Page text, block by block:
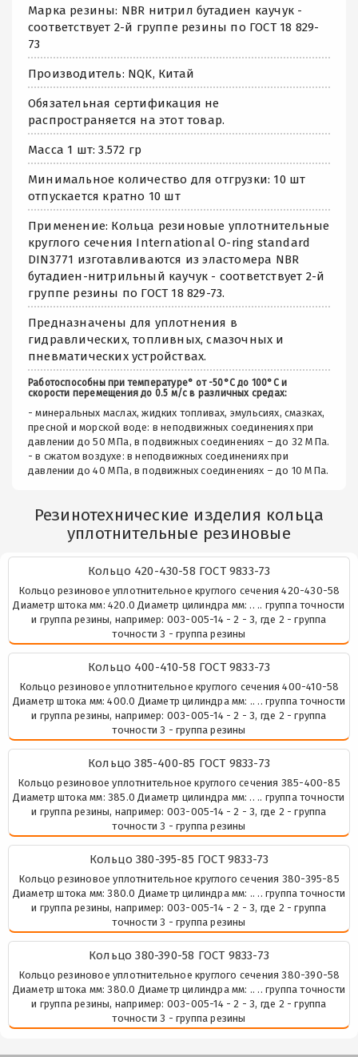
Марка резины: NBR нитрил бутадиен каучук -
соответствует 2-й группе резины по ГОСТ 18 829-
73
Производитель: NQK, Китай
Обязательная сертификация не
распространяется на этот товар.
Масса 1 шт: 3.572 гр
Минимальное количество для отгрузки: 10 шт
отпускается кратно 10 шт
Применение: Кольца резиновые уплотнительные
круглого сечения International O-ring standard
DIN3771 изготавливаются из эластомера NBR
бутадиен-нитрильный каучук - соответствует 2-й
группе резины по ГОСТ 18 829-73.
Предназначены для уплотнения в
гидравлических, топливных, смазочных и
пневматических устройствах.
Работоспособны при температуре° от -50°С до 100°С и
скорости перемещения до 0.5 м/с в различных средах:
- минеральных маслах, жидких топливах, эмульсиях, смазках,
пресной и морской воде: в неподвижных соединениях при
давлении до 50 МПа, в подвижных соединениях – до 32 МПа.
- в сжатом воздухе: в неподвижных соединениях при
давлении до 40 МПа, в подвижных соединениях – до 10 МПа.
Резинотехнические изделия кольца
уплотнительные резиновые
Кольцо 420-430-58 ГОСТ 9833-73
Кольцо резиновое уплотнительное круглого сечения 420-430-58
Диаметр штока мм: 420.0 Диаметр цилиндра мм: .. .. группа точности
и группа резины, например: 003-005-14 - 2 - 3, где 2 - группа
точности 3 - группа резины
Кольцо 400-410-58 ГОСТ 9833-73
Кольцо резиновое уплотнительное круглого сечения 400-410-58
Диаметр штока мм: 400.0 Диаметр цилиндра мм: .. .. группа точности
и группа резины, например: 003-005-14 - 2 - 3, где 2 - группа
точности 3 - группа резины
Кольцо 385-400-85 ГОСТ 9833-73
Кольцо резиновое уплотнительное круглого сечения 385-400-85
Диаметр штока мм: 385.0 Диаметр цилиндра мм: .. .. группа точности
и группа резины, например: 003-005-14 - 2 - 3, где 2 - группа
точности 3 - группа резины
Кольцо 380-395-85 ГОСТ 9833-73
Кольцо резиновое уплотнительное круглого сечения 380-395-85
Диаметр штока мм: 380.0 Диаметр цилиндра мм: .. .. группа точности
и группа резины, например: 003-005-14 - 2 - 3, где 2 - группа
точности 3 - группа резины
Кольцо 380-390-58 ГОСТ 9833-73
Кольцо резиновое уплотнительное круглого сечения 380-390-58
Диаметр штока мм: 380.0 Диаметр цилиндра мм: .. .. группа точности
и группа резины, например: 003-005-14 - 2 - 3, где 2 - группа
точности 3 - группа резины